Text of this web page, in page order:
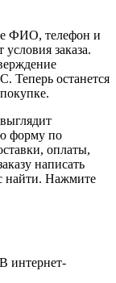
ФИО, телефон и
заказа.
Теперь останется
форму по
оплаты,
написать
найти. Нажмите
интернет-